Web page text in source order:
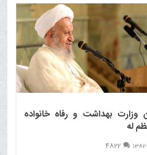
وزارت بهداشت و رفاه خانواده
له
4822